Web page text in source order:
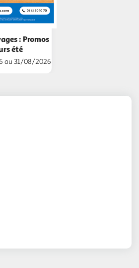
: Promos
été
au 31/08/2026